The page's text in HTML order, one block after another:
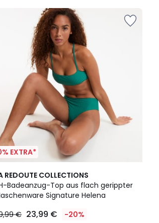
EXTRA*
REDOUTE COLLECTIONS
Badeanzug-Top aus flach gerippter
Signature Helena
€ 23,99 € -20%